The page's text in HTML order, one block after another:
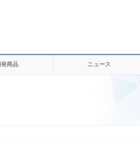
発商品 ニュース